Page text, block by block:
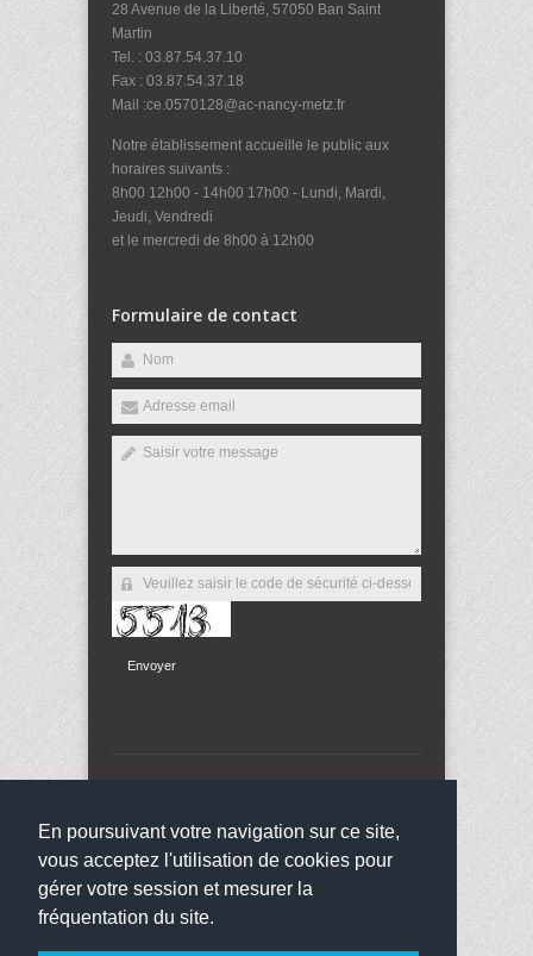
En poursuivant votre navigation sur ce site,
vous acceptez l'utilisation de cookies pour
gérer votre session et mesurer la
fréquentation du site.
28 Avenue de la Liberté, 57050 Ban Saint
Martin
Tel. : 03.87.54.37.10
Fax : 03.87.54.37.18
Mail :ce.0570128@ac-nancy-metz.fr
Notre établissement accueille le public aux
horaires suivants :
8h00 12h00 - 14h00 17h00 - Lundi, Mardi,
Jeudi, Vendredi
et le mercredi de 8h00 à 12h00
Formulaire de contact
Envoyer
websco